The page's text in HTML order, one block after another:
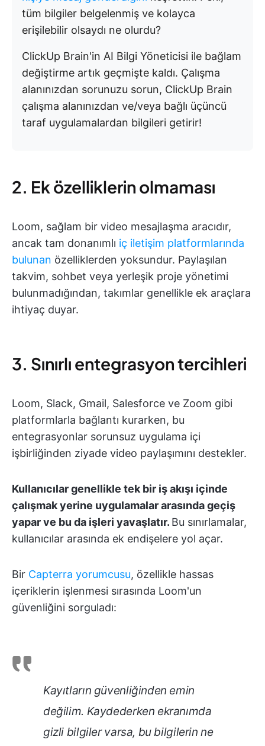
tüm bilgiler belgelenmiş ve kolayca
erişilebilir olsaydı ne olurdu?
ClickUp Brain'in AI Bilgi Yöneticisi ile bağlam
değiştirme artık geçmişte kaldı. Çalışma
alanınızdan sorunuzu sorun, ClickUp Brain
çalışma alanınızdan ve/veya bağlı üçüncü
taraf uygulamalardan bilgileri getirir!
2. Ek özelliklerin olmaması
Loom, sağlam bir video mesajlaşma aracıdır,
ancak tam donanımlı iç iletişim platformlarında
bulunan özelliklerden yoksundur. Paylaşılan
takvim, sohbet veya yerleşik proje yönetimi
bulunmadığından, takımlar genellikle ek araçlara
ihtiyaç duyar.
3. Sınırlı entegrasyon tercihleri
Loom, Slack, Gmail, Salesforce ve Zoom gibi
platformlarla bağlantı kurarken, bu
entegrasyonlar sorunsuz uygulama içi
işbirliğinden ziyade video paylaşımını destekler.
Kullanıcılar genellikle tek bir iş akışı içinde
çalışmak yerine uygulamalar arasında geçiş
yapar ve bu da işleri yavaşlatır. Bu sınırlamalar,
kullanıcılar arasında ek endişelere yol açar.
Bir Capterra yorumcusu, özellikle hassas
içeriklerin işlenmesi sırasında Loom'un
güvenliğini sorguladı:
Kayıtların güvenliğinden emin
değilim. Kaydederken ekranımda
gizli bilgiler varsa, bu bilgilerin ne